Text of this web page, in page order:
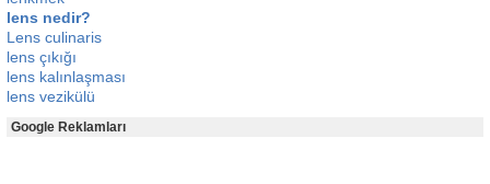
lens nedir?
Lens culinaris
lens çıkığı
lens kalınlaşması
lens vezikülü
Google Reklamları